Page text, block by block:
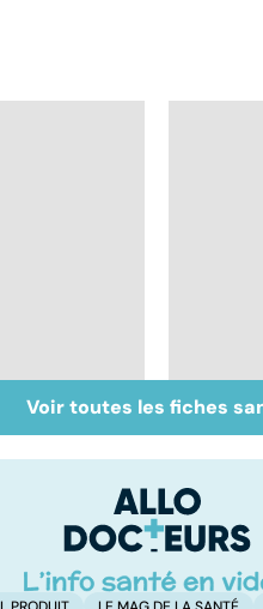
: le
contre
Voir toutes les fiches